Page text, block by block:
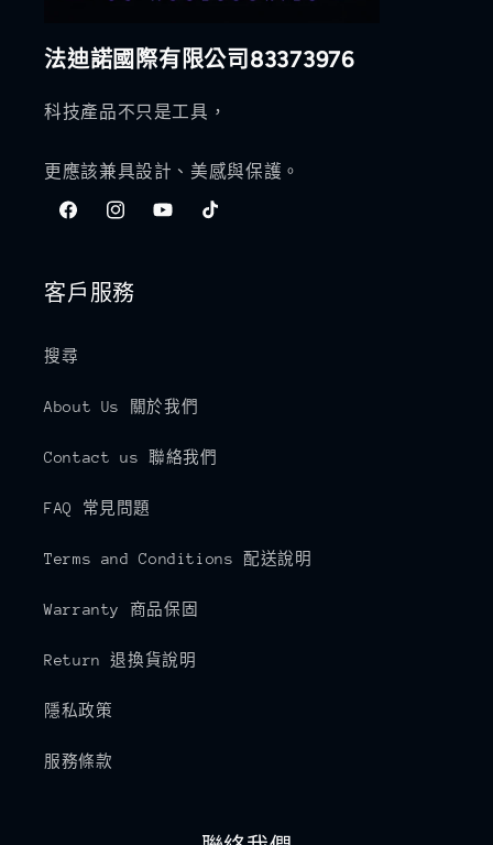
法迪諾國際有限公司83373976
科技產品不只是工具，
更應該兼具設計、美感與保護。
FacebookInstagramYouTubeTikTok
客戶服務
搜尋
About Us 關於我們
Contact us 聯絡我們
FAQ 常見問題
Terms and Conditions 配送說明
Warranty 商品保固
Return 退換貨說明
隱私政策
服務條款